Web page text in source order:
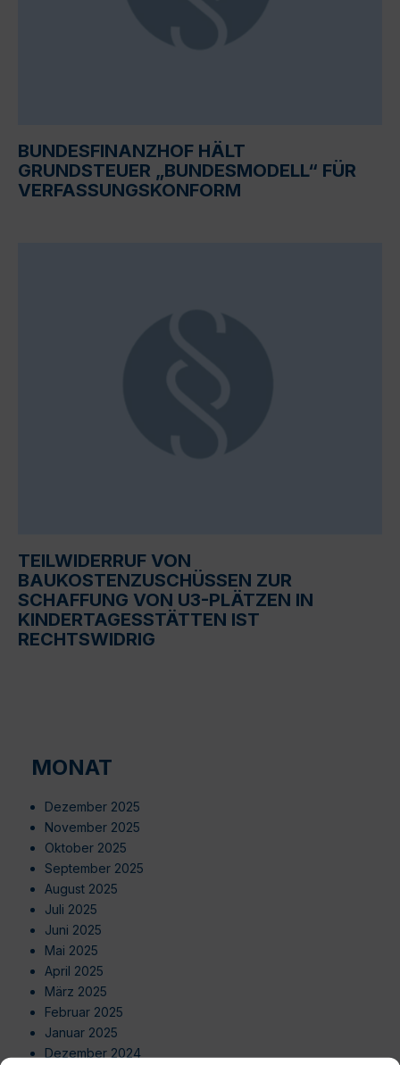
BUNDESFINANZHOF HÄLT
GRUNDSTEUER „BUNDESMODELL“ FÜR
VERFASSUNGSKONFORM
TEILWIDERRUF VON
BAUKOSTENZUSCHÜSSEN ZUR
SCHAFFUNG VON U3-PLÄTZEN IN
KINDERTAGESSTÄTTEN IST
RECHTSWIDRIG
MONAT
Dezember 2025
November 2025
Oktober 2025
September 2025
August 2025
Juli 2025
Juni 2025
Mai 2025
April 2025
März 2025
Februar 2025
Januar 2025
Dezember 2024